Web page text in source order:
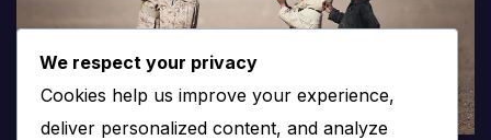
We respect your privacy
Cookies help us improve your experience,
deliver personalized content, and analyze